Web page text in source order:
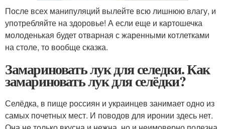
После всех манипуляций вылейте всю лишнюю влагу, и
употребляйте на здоровье! А если еще и картошечка
молоденькая будет отварная с жаренными котлетками
на столе, то вообще сказка.
Замариновать лук для селедки. Как
замариновать лук для селёдки?
Селёдка, в пище россиян и украинцев занимает одно из
самых почетных мест. И поводов для иронии здесь нет.